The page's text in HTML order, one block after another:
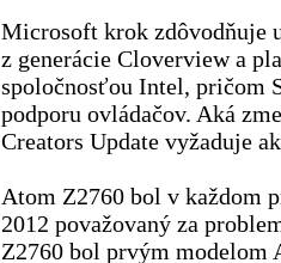
Microsoft krok zdôvodňuje
z generácie Cloverview a
spoločnosťou Intel, pričom
podporu ovládačov. Aká
Creators Update vyžaduje
Atom Z2760 bol v každom
2012 považovaný za
Z2760 bol prvým modelom